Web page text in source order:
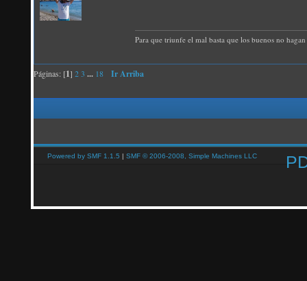
Para que triunfe el mal basta que los buenos no
Páginas: [1] 23 ... 18 Ir Arriba
Powered by SMF 1.1.5 | SMF © 2006-2008, Simple Machines LLC